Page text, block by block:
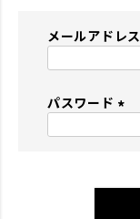
メールアドレス
パスワード
)